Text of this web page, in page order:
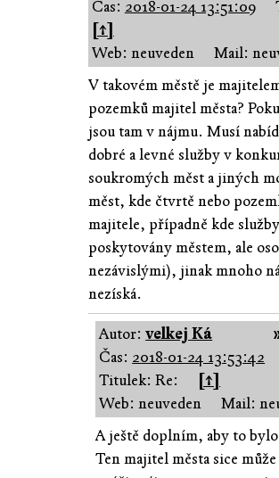
Čas: 2018-01-24 13:51:09
[↑]
Web: neuveden
Mail:
V takovém městě je
pozemků majitel města?
jsou tam v nájmu. Musí
dobré a levné služby v
soukromých měst a jiných
měst, kde čtvrtě nebo
majitele, případně kde
poskytovány městem, ale
nezávislými), jinak mnoho
nezíská.
Autor:velkej Ká
Čas: 2018-01-24 13:53:42
Titulek: Re:
[↑]
Web: neuveden
Mail:
A ještě doplním, aby to
Ten majitel města sice